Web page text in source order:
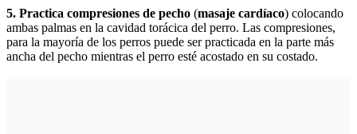
5. Practica compresiones de pecho (masaje cardíaco) colocando
ambas palmas en la cavidad torácica del perro. Las compresiones,
para la mayoría de los perros puede ser practicada en la parte más
ancha del pecho mientras el perro esté acostado en su costado.